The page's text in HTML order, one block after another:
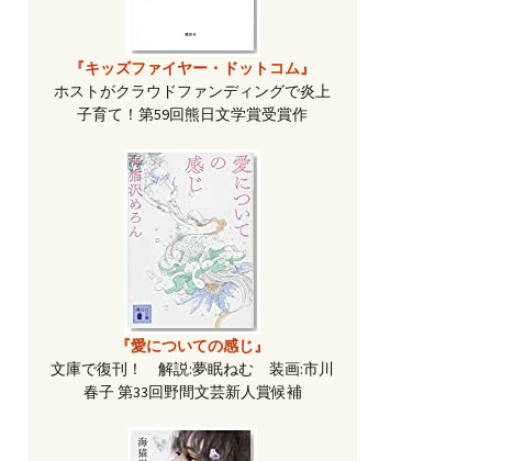
『キッズファイヤー・ドットコム』
ホストがクラウドファンディングで炎上
子育て！第59回熊日文学賞受賞作
『愛についての感じ』
文庫で復刊！ 解説:夢眠ねむ 装画:市川
春子 第33回野間文芸新人賞候補